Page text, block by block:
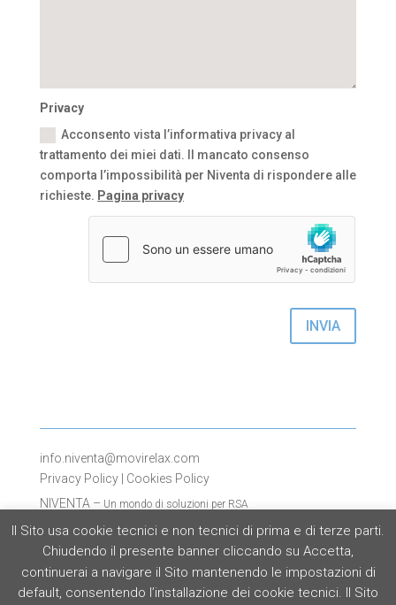
Privacy
Acconsento vista l’informativa privacy al
trattamento dei miei dati. Il mancato consenso
comporta l’impossibilità per Niventa di rispondere alle
richieste. Pagina privacy
INVIA
info.niventa@movirelax.com
Privacy Policy| Cookies Policy
NIVENTA – Un mondo di soluzioni per RSA
Divisione Movi Spa
Via Dione Cassio 15
20138 Milano
Tel: 02 509051
Il Sito usa cookie tecnici e non tecnici di prima e di terze parti.
Chiudendo il presente banner cliccando su Accetta,
continuerai a navigare il Sito mantenendo le impostazioni di
default, consentendo l’installazione dei cookie tecnici. Il Sito